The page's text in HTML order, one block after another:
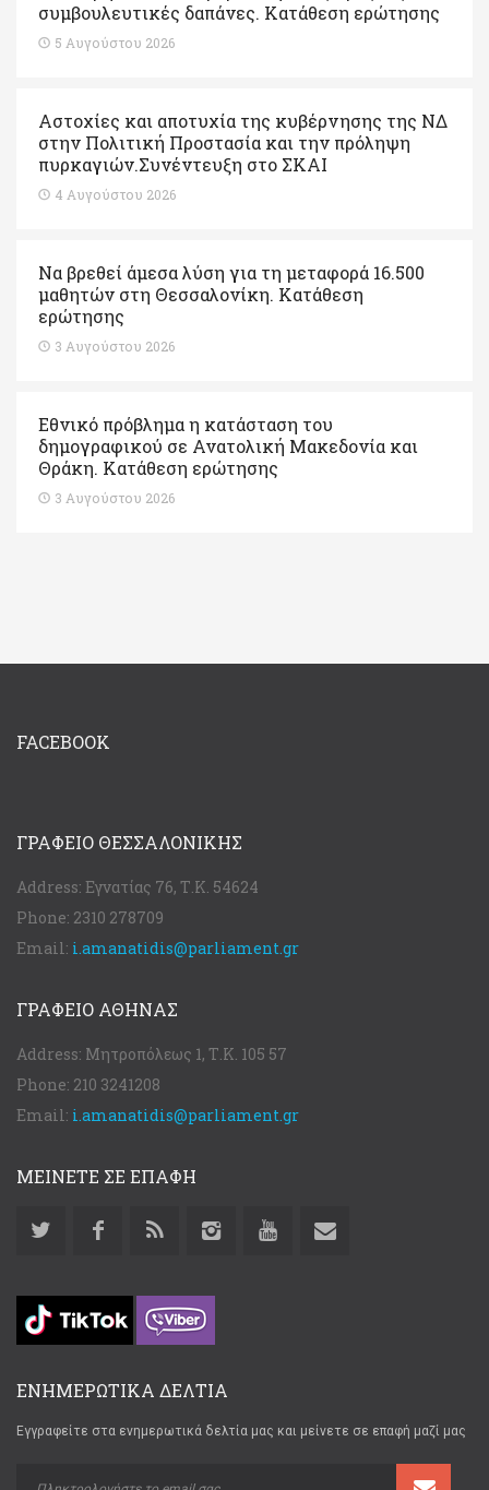
συμβουλευτικές δαπάνες. Κατάθεση ερώτησης
5 Αυγούστου 2026
Αστοχίες και αποτυχία της κυβέρνησης της ΝΔ
στην Πολιτική Προστασία και την πρόληψη
πυρκαγιών.Συνέντευξη στο ΣΚΑΙ
4 Αυγούστου 2026
Να βρεθεί άμεσα λύση για τη μεταφορά 16.500
μαθητών στη Θεσσαλονίκη. Κατάθεση
ερώτησης
3 Αυγούστου 2026
Εθνικό πρόβλημα η κατάσταση του
δημογραφικού σε Ανατολική Μακεδονία και
Θράκη. Κατάθεση ερώτησης
3 Αυγούστου 2026
FACEBOOK
ΓΡΑΦΕΊΟ ΘΕΣΣΑΛΟΝΊΚΗΣ
Address: Εγνατίας 76, Τ.Κ. 54624
Phone: 2310 278709
Email: i.amanatidis@parliament.gr
ΓΡΑΦΕΊΟ ΑΘΉΝΑΣ
Address: Μητροπόλεως 1, Τ.Κ. 105 57
Phone: 210 3241208
Email: i.amanatidis@parliament.gr
ΜΕΙΝΕΤΕ ΣΕ ΕΠΑΦΗ
ΕΝΗΜΕΡΩΤΙΚΑ ΔΕΛΤΙΑ
Εγγραφείτε στα ενημερωτικά δελτία μας και μείνετε σε επαφή μαζί μας